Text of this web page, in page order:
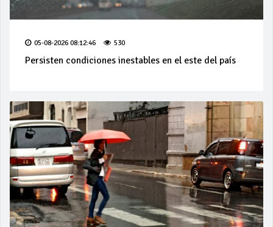
05-08-2026 08:12:46 530
Persisten condiciones inestables en el este del país